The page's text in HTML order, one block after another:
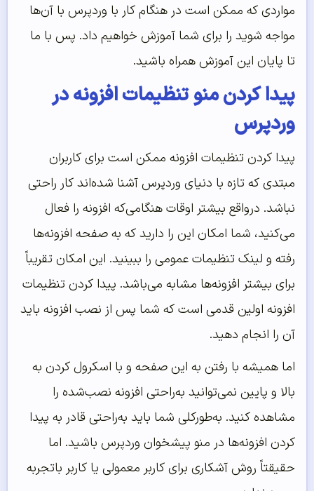
مواردی که ممکن است در هنگام کار با وردپرس با آن‌‌ها
مواجه شوید را برای شما آموزش خواهیم داد. پس با ما
تا پایان این آموزش همراه باشید.
پیدا کردن منو تنظیمات افزونه در
وردپرس
پیدا کردن تنظیمات افزونه ممکن است برای کاربران
مبتدی که تازه با دنیای وردپرس آشنا شده‌اند کار راحتی
نباشد. درواقع بیشتر اوقات هنگامی‌که افزونه را فعال
می‌کنید، شما امکان این را دارید که به صفحه افزونه‌ها
رفته و لینک تنظیمات عمومی را ببینید. این امکان تقریباً
برای بیشتر افزونه‌ها مشابه می‌باشد. پیدا کردن تنظیمات
افزونه اولین قدمی است که شما پس از نصب افزونه باید
آن را انجام دهید.
اما همیشه با رفتن به این صفحه و با اسکرول کردن به
بالا و پایین نمی‌توانید به‌راحتی افزونه نصب‌شده را
مشاهده کنید. به‌طورکلی شما باید به‌راحتی قادر به پیدا
کردن افزونه‌ها در منو پیشخوان وردپرس باشید. اما
حقیقتاً روش آشکاری برای کاربر معمولی یا کاربر باتجربه